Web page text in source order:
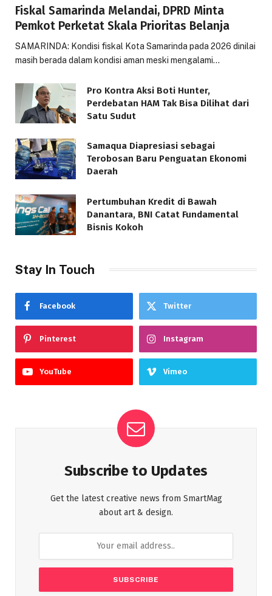
Fiskal Samarinda Melandai, DPRD Minta
Pemkot Perketat Skala Prioritas Belanja
SAMARINDA: Kondisi fiskal Kota Samarinda pada 2026 dinilai
masih berada dalam kondisi aman meski mengalami…
Pro Kontra Aksi Boti Hunter,
Perdebatan HAM Tak Bisa Dilihat dari
Satu Sudut
Samaqua Diapresiasi sebagai
Terobosan Baru Penguatan Ekonomi
Daerah
Pertumbuhan Kredit di Bawah
Danantara, BNI Catat Fundamental
Bisnis Kokoh
Stay In Touch
Facebook Twitter
Pinterest Instagram
YouTube Vimeo
Subscribe to Updates
Get the latest creative news from SmartMag
about art & design.